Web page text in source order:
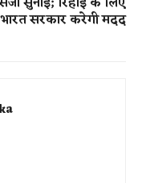
भारत सरकार करेगी मदद